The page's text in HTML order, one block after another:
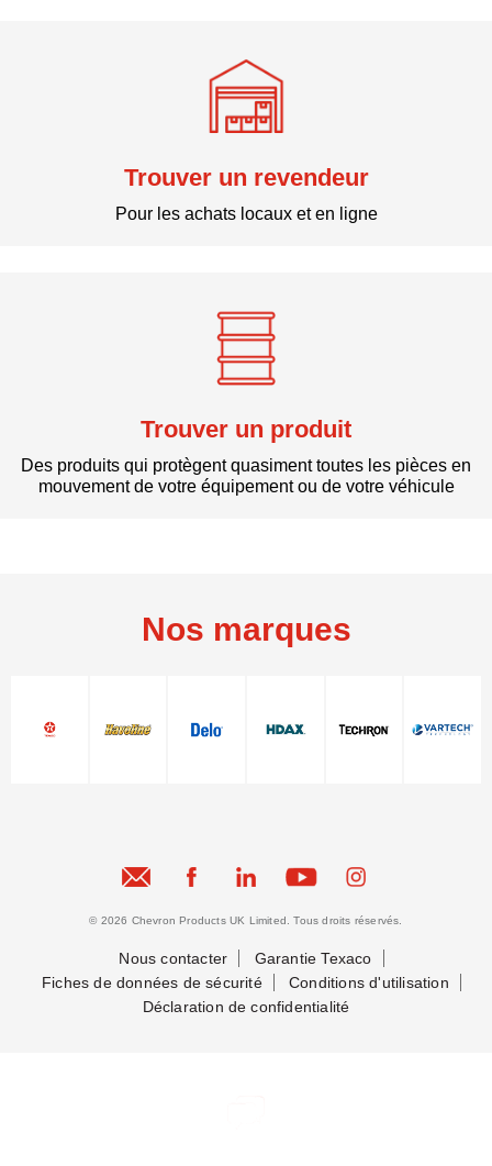
Trouver un revendeur
Pour les achats locaux et en ligne
Trouver un produit
Des produits qui protègent quasiment toutes les pièces en
mouvement de votre équipement ou de votre véhicule
Nos marques
© 2026 Chevron Products UK Limited. Tous droits réservés.
Nous contacter
Garantie Texaco
Fiches de données de sécurité
Conditions d'utilisation
Déclaration de confidentialité